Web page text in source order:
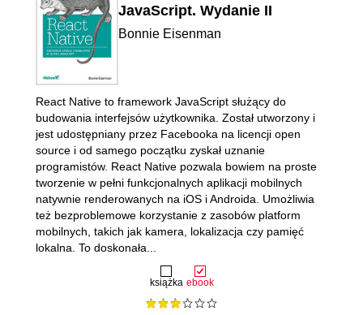
JavaScript. Wydanie II
Bonnie Eisenman
książka ebook
React Native to framework JavaScript służący do
budowania interfejsów użytkownika. Został utworzony i
jest udostępniany przez Facebooka na licencji open
source i od samego początku zyskał uznanie
programistów. React Native pozwala bowiem na proste
tworzenie w pełni funkcjonalnych aplikacji mobilnych
natywnie renderowanych na iOS i Androida. Umożliwia
też bezproblemowe korzystanie z zasobów platform
mobilnych, takich jak kamera, lokalizacja czy pamięć
lokalna. To doskonała...